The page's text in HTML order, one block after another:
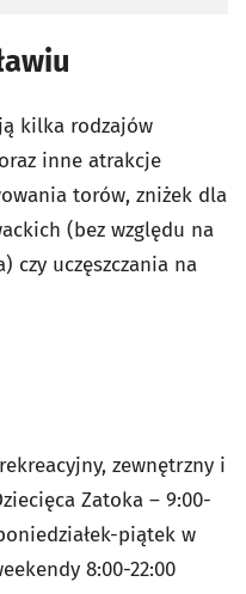
kilka rodzajów
inne atrakcje
torów, zniżek dla
(bez względu na
czy uczęszczania na
zewnętrzny i
Zatoka – 9:00-
piątek w
8:00-22:00